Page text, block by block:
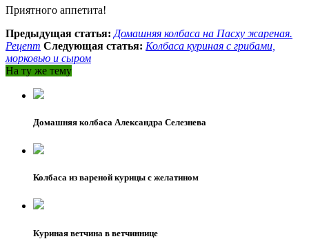
Приятного аппетита!
Предыдущая статья: Домашняя колбаса на Пасху жареная.
Рецепт Следующая статья: Колбаса куриная с грибами,
морковью и сыром
На ту же тему
Домашняя колбаса Александра Селезнева
Колбаса из вареной курицы с желатином
Куриная ветчина в ветчиннице